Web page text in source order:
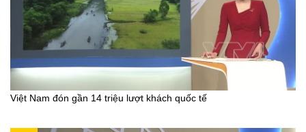
Việt Nam đón gần 14 triệu lượt khách quốc tế